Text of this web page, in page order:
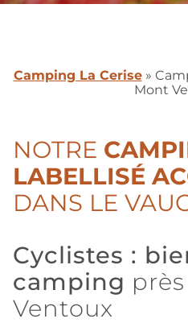
Camping La Cerise»
Mont
NOTRE
LABELLISÉ
DANS LE
Cyclistes :
camping
Ventoux